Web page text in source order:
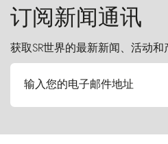
订阅新闻通讯
获取SR世界的最新新闻、活动
输入您的电子邮件地址